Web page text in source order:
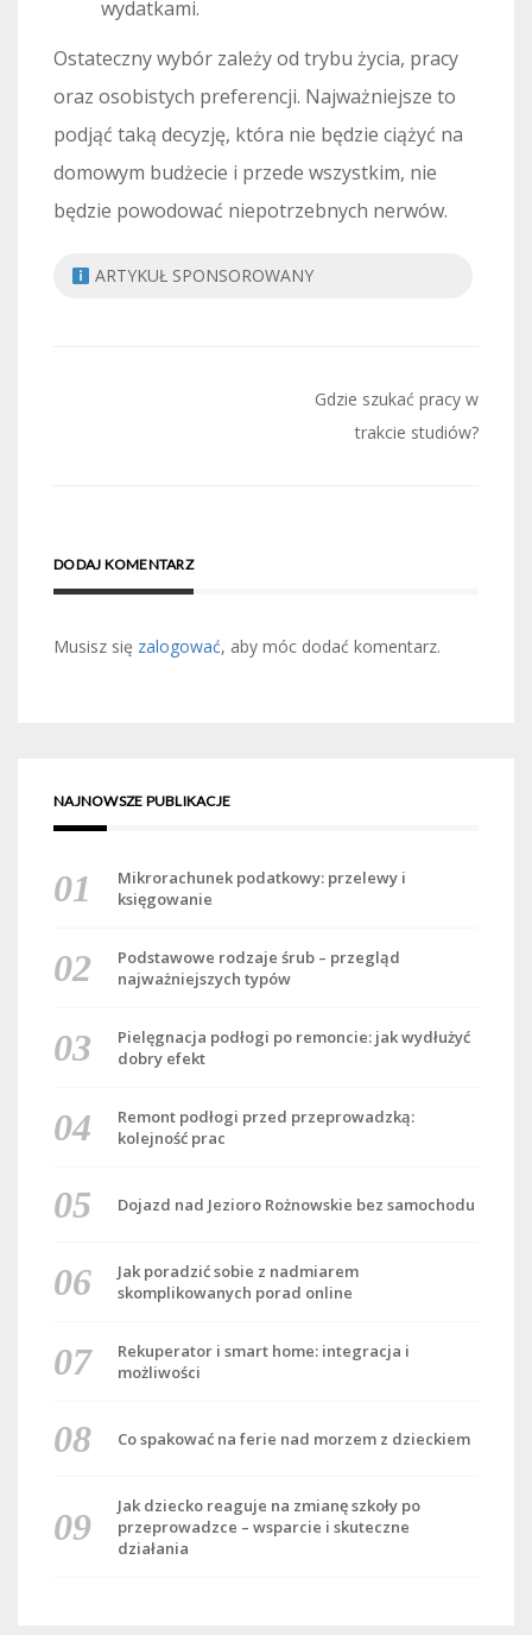
wydatkami.
Ostateczny wybór zależy od trybu życia, pracy
oraz osobistych preferencji. Najważniejsze to
podjąć taką decyzję, która nie będzie ciążyć na
domowym budżecie i przede wszystkim, nie
będzie powodować niepotrzebnych nerwów.
ARTYKUŁ SPONSOROWANY
Gdzie szukać pracy w
trakcie studiów?
DODAJ KOMENTARZ
Musisz się zalogować, aby móc dodać komentarz.
NAJNOWSZE PUBLIKACJE
Mikrorachunek podatkowy: przelewy i
księgowanie
Podstawowe rodzaje śrub – przegląd
najważniejszych typów
Pielęgnacja podłogi po remoncie: jak wydłużyć
dobry efekt
Remont podłogi przed przeprowadzką:
kolejność prac
Dojazd nad Jezioro Rożnowskie bez samochodu
Jak poradzić sobie z nadmiarem
skomplikowanych porad online
Rekuperator i smart home: integracja i
możliwości
Co spakować na ferie nad morzem z dzieckiem
Jak dziecko reaguje na zmianę szkoły po
przeprowadzce – wsparcie i skuteczne
działania